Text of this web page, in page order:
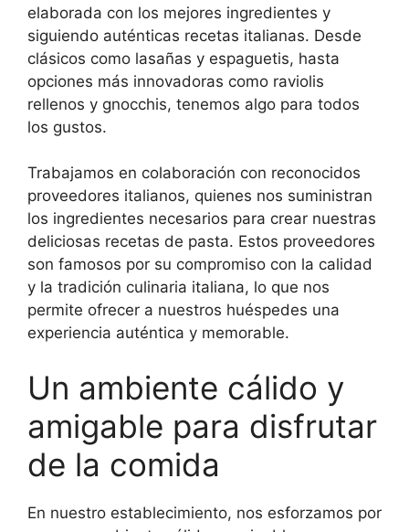
elaborada con los mejores ingredientes y
siguiendo auténticas recetas italianas. Desde
clásicos como lasañas y espaguetis, hasta
opciones más innovadoras como raviolis
rellenos y gnocchis, tenemos algo para todos
los gustos.
Trabajamos en colaboración con reconocidos
proveedores italianos, quienes nos suministran
los ingredientes necesarios para crear nuestras
deliciosas recetas de pasta. Estos proveedores
son famosos por su compromiso con la calidad
y la tradición culinaria italiana, lo que nos
permite ofrecer a nuestros huéspedes una
experiencia auténtica y memorable.
Un ambiente cálido y
amigable para disfrutar
de la comida
En nuestro establecimiento, nos esforzamos por